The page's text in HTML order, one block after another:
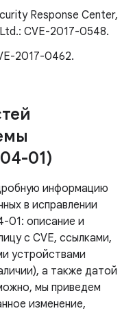
Response Center,
CVE-2017-0548.
2017-0462.
01)
информацию
в исправлении
01: описание и
с CVE, ссылками,
устройствами
а также датой
мы приведем
изменение,